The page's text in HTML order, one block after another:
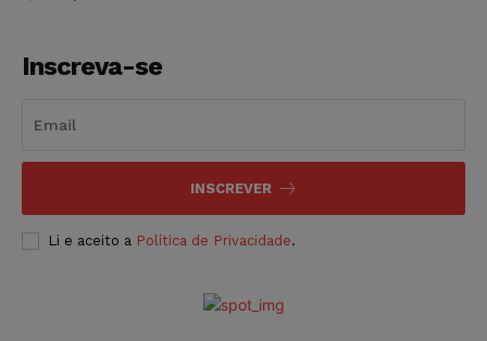
Inscreva-se
INSCREVER
Li e aceito a Política de Privacidade.